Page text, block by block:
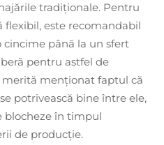
tradiționale. Pentru
flexibil, este recomandabil
cincime până la un sfert
pentru astfel de
merită menționat faptul că
potrivească bine între ele,
blocheze în timpul
de producție.